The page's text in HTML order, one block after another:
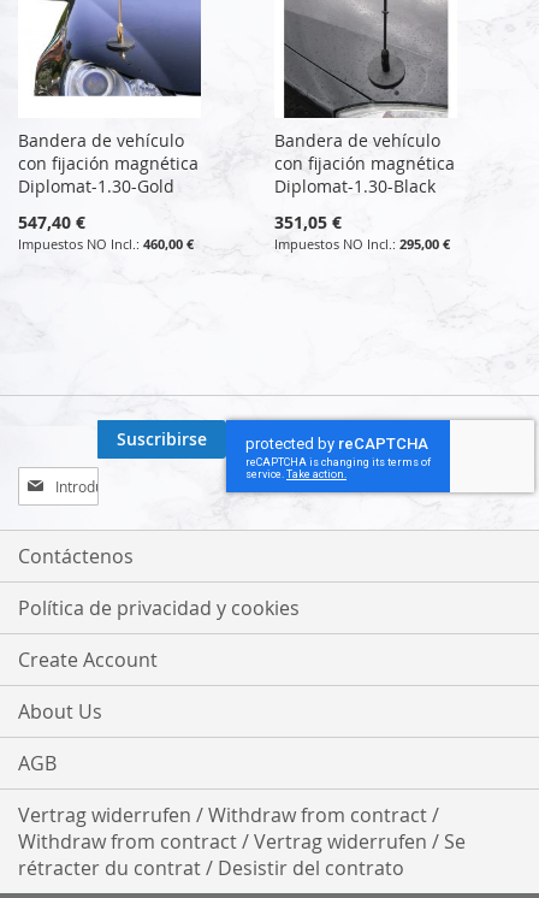
Bandera de vehículo
con fijación magnética
Diplomat-1.30-Gold
547,40 €
460,00 €
Bandera de vehículo
con fijación magnética
Diplomat-1.30-Black
351,05 €
295,00 €
Inscríbase
a
nuestro
boletín
noticias:
Suscribirse
Contáctenos
Política de privacidad y cookies
Create Account
About Us
AGB
Vertrag widerrufen / Withdraw from contract /
Withdraw from contract / Vertrag widerrufen / Se
rétracter du contrat / Desistir del contrato